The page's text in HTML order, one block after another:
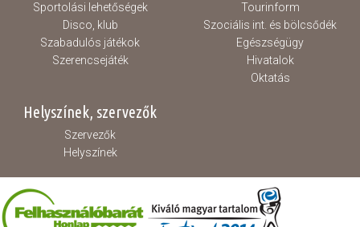
Sportolási lehetőségek
Disco, klub
Szabadulós játékok
Szerencsejáték
Tourinform
Szociális int. és bölcsődék
Egészségügy
Hivatalok
Oktatás
Helyszínek, szervezők
Szervezők
Helyszínek